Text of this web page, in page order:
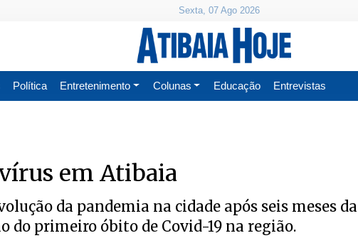
Sexta, 07 Ago 2026
Política Entretenimento Colunas Educação Entrevistas
em Atibaia
da pandemia na cidade após seis meses da
do primeiro óbito de Covid-19 na região.